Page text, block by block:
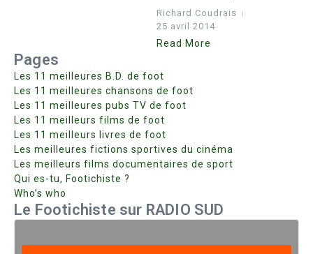
Richard Coudrais
25 avril 2014
Read More
Pages
Les 11 meilleures B.D. de foot
Les 11 meilleures chansons de foot
Les 11 meilleures pubs TV de foot
Les 11 meilleurs films de foot
Les 11 meilleurs livres de foot
Les meilleures fictions sportives du cinéma
Les meilleurs films documentaires de sport
Qui es-tu, Footichiste ?
Who’s who
Le Footichiste sur RADIO SUD